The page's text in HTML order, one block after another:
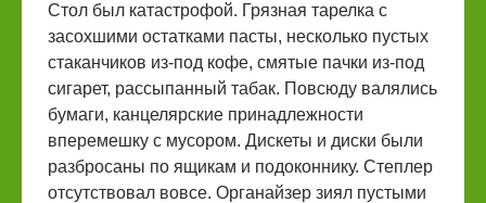
Стол был катастрофой. Грязная тарелка с
засохшими остатками пасты, несколько пустых
стаканчиков из-под кофе, смятые пачки из-под
сигарет, рассыпанный табак. Повсюду валялись
бумаги, канцелярские принадлежности
вперемешку с мусором. Дискеты и диски были
разбросаны по ящикам и подоконнику. Степлер
отсутствовал вовсе. Органайзер зиял пустыми